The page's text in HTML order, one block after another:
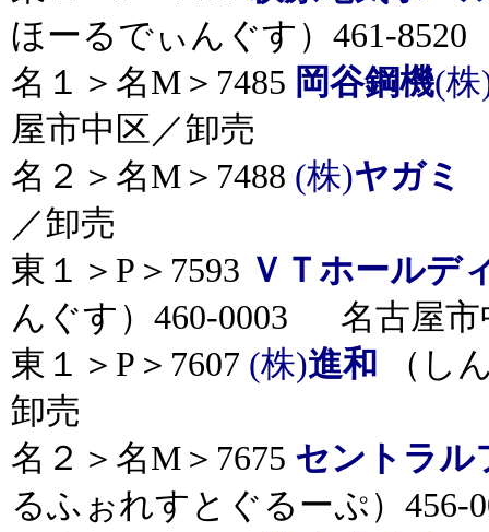
ほーるでぃんぐす）461-
名１＞名M＞7485 岡谷鋼機(
屋市中区／卸売
名２＞名M＞7488 (株)ヤガミ
／卸売
東１＞P＞7593 ＶＴホールデ
んぐす）460-0003 名古屋市
東１＞P＞7607 (株)進和
（し
卸売
名２＞名M＞7675 セントラル
るふぉれすとぐるーぷ）